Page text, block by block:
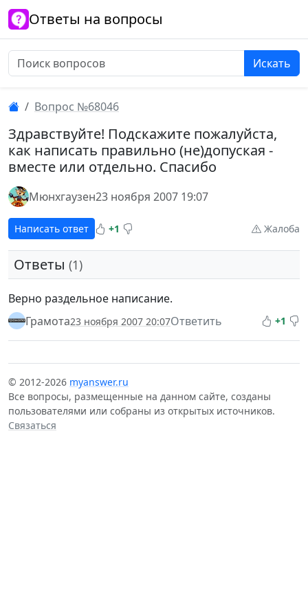
Ответы на вопросы
Искать
Вопрос №68046
Здравствуйте! Подскажите пожалуйста,
как написать правильно (не)допуская -
вместе или отдельно. Спасибо
Мюнхгаузен23 ноября 2007 19:07
Написать ответ +1 Жалоба
Ответы (1)
Верно раздельное написание.
Грамота23 ноября 2007 20:07Ответить +1
© 2012-2026 myanswer.ru
Все вопросы, размещенные на данном сайте, созданы
пользователями или собраны из открытых источников.
Связаться